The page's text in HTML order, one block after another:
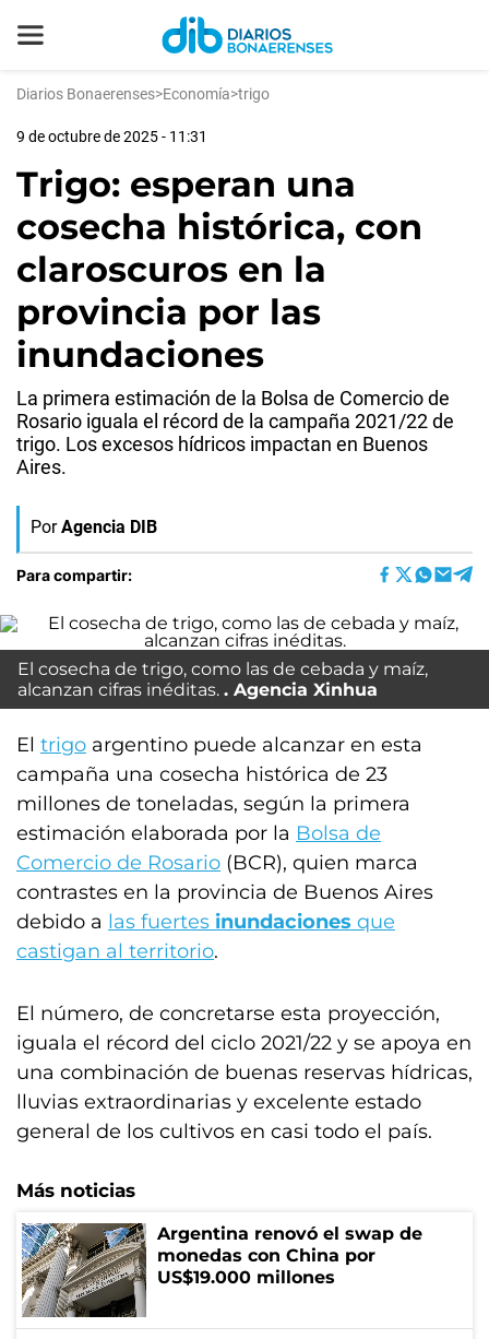
Diarios Bonaerenses>Economía>trigo
9 de octubre de 2025 - 11:31
Trigo: esperan una
cosecha histórica, con
claroscuros en la
provincia por las
inundaciones
La primera estimación de la Bolsa de Comercio de
Rosario iguala el récord de la campaña 2021/22 de
trigo. Los excesos hídricos impactan en Buenos
Aires.
Por Agencia DIB
Para compartir:
El cosecha de trigo, como las de cebada y maíz,
alcanzan cifras inéditas.
Agencia Xinhua
El trigo argentino puede alcanzar en esta
campaña una cosecha histórica de 23
millones de toneladas, según la primera
estimación elaborada por la Bolsa de
Comercio de Rosario (BCR), quien marca
contrastes en la provincia de Buenos Aires
debido a las fuertes inundaciones que
castigan al territorio.
El número, de concretarse esta proyección,
iguala el récord del ciclo 2021/22 y se apoya en
una combinación de buenas reservas hídricas,
lluvias extraordinarias y excelente estado
general de los cultivos en casi todo el país.
Más noticias
Argentina renovó el swap de
monedas con China por
US$19.000 millones